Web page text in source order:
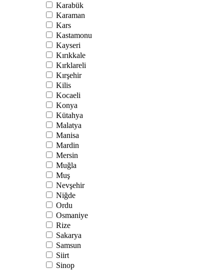
Karabük
Karaman
Kars
Kastamonu
Kayseri
Kırıkkale
Kırklareli
Kırşehir
Kilis
Kocaeli
Konya
Kütahya
Malatya
Manisa
Mardin
Mersin
Muğla
Muş
Nevşehir
Niğde
Ordu
Osmaniye
Rize
Sakarya
Samsun
Siirt
Sinop